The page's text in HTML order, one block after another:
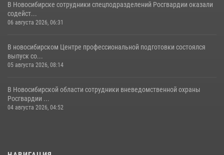
В Новосибирске сотрудники спецподразделений Росгвардии оказали
содейст...
06 августа 2026, 06:31
В новосибирском Центре профессиональной подготовки состоялся
выпуск со...
05 августа 2026, 08:14
В Новосибирской области сотрудники вневедомственной охраны
Росгвардии ...
04 августа 2026, 04:52